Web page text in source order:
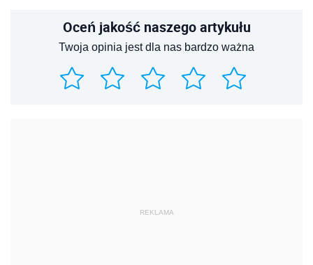
Oceń jakość naszego artykułu
Twoja opinia jest dla nas bardzo ważna
REKLAMA